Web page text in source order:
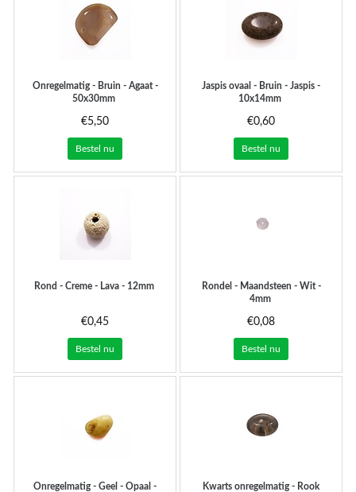
Onregelmatig - Bruin - Agaat -
50x30mm
€5,50
Bestel nu
Jaspis ovaal - Bruin - Jaspis -
10x14mm
€0,60
Bestel nu
Rond - Creme - Lava - 12mm
€0,45
Bestel nu
Rondel - Maandsteen - Wit -
4mm
€0,08
Bestel nu
Onregelmatig - Geel - Opaal -
Kwarts onregelmatig - Rook